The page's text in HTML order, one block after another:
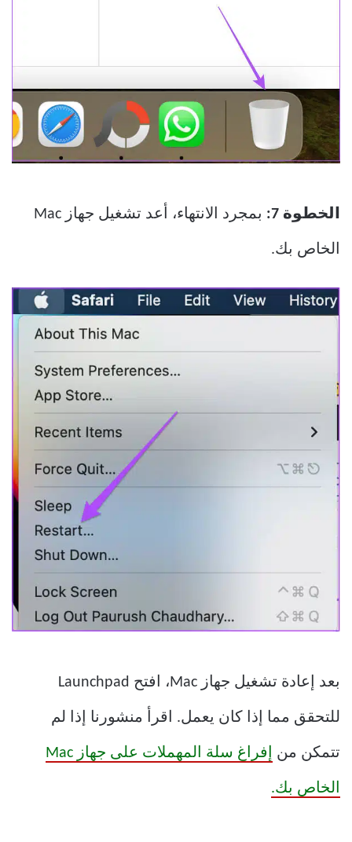
الخطوة 7: بمجرد الانتهاء، أعد تشغيل جهاز Mac
الخاص بك.
بعد إعادة تشغيل جهاز Mac، افتح Launchpad
للتحقق مما إذا كان يعمل. اقرأ منشورنا إذا لم
تتمكن من إفراغ سلة المهملات على جهاز Mac
الخاص بك.